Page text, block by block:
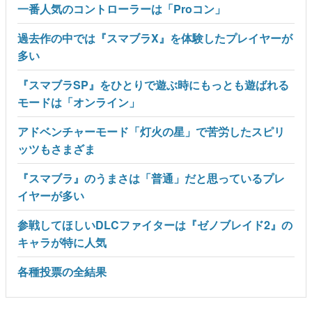
一番人気のコントローラーは「Proコン」
過去作の中では『スマブラX』を体験したプレイヤーが
多い
『スマブラSP』をひとりで遊ぶ時にもっとも遊ばれる
モードは「オンライン」
アドベンチャーモード「灯火の星」で苦労したスピリ
ッツもさまざま
『スマブラ』のうまさは「普通」だと思っているプレ
イヤーが多い
参戦してほしいDLCファイターは『ゼノブレイド2』の
キャラが特に人気
各種投票の全結果